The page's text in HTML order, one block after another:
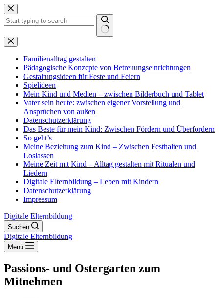
Zum
Inhalt
springen
Keine
Ergebnisse
Familienalltag gestalten
Pädagogische Konzepte von Betreuungseinrichtungen
Gestaltungsideen für Feste und Feiern
Spielideen
Mein Kind und Medien – zwischen Bilderbuch und Tablet
Vater sein heute: zwischen eigener Vorstellung und
Ansprüchen von außen
Datenschutzerklärung
Das Beste für mein Kind: Zwischen Fördern und Überfordern
So geht’s
Meine Beziehung zum Kind – Zwischen Festhalten und
Loslassen
Meine Zeit mit Kind – Alltag gestalten mit Ritualen und
Liedern
Digitale Elternbildung – Leben mit Kindern
Datenschutzerklärung
Impressum
Digitale Elternbildung
Suchen
Digitale Elternbildung
Menü
Passions- und Ostergarten zum
Mitnehmen